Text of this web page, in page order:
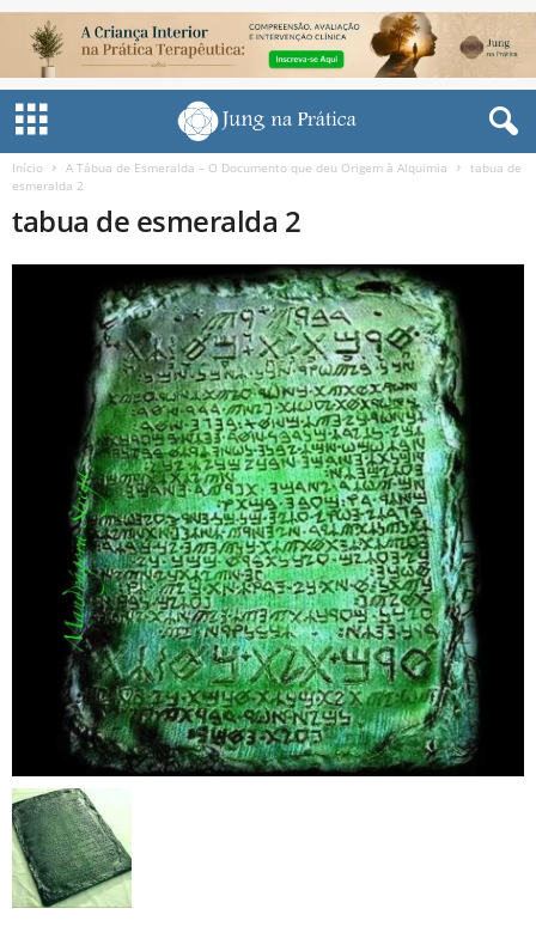
Início A Tábua de Esmeralda – O Documento que deu Origem à Alquimia
tabua de
esmeralda 2
tabua de esmeralda 2